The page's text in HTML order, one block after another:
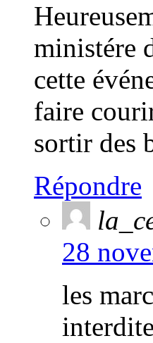
ministére
cette
faire
sortir des
Répondre
28
les